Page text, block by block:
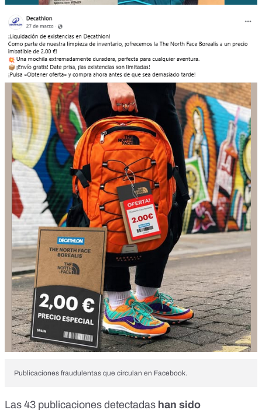
Publicaciones fraudulentas que circulan en Facebook.
Las 43 publicaciones detectadas han sido